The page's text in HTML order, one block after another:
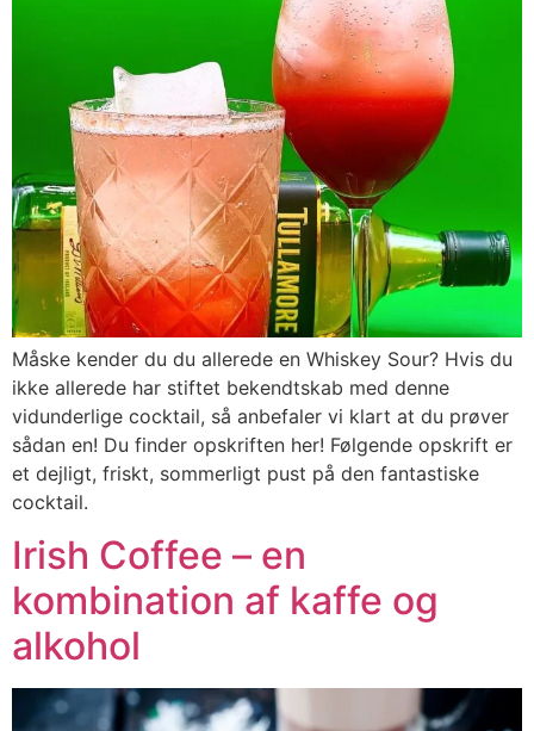
Måske kender du du allerede en Whiskey Sour? Hvis du
ikke allerede har stiftet bekendtskab med denne
vidunderlige cocktail, så anbefaler vi klart at du prøver
sådan en! Du finder opskriften her! Følgende opskrift er
et dejligt, friskt, sommerligt pust på den fantastiske
cocktail.
Irish Coffee – en
kombination af kaffe og
alkohol